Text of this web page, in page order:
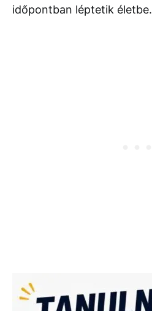
időpontban léptetik életbe.